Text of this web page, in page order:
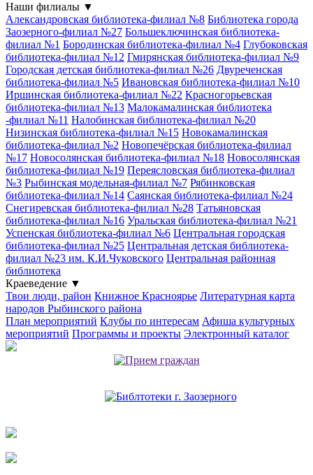
Наши филиалы ▼
Александровская библиотека-филиал №8 Библиотека города
Заозерного-филиал №27 Большеключинская библиотека-
филиал №1 Бородинская библиотека-филиал №4 Глубоковская
библиотека-филиал №12 Гмирянская библиотека-филиал №9
Городская детская библиотека-филиал №26 Двуреченская
библиотека-филиал №5 Ивановская библиотека-филиал №10
Иршинская библиотека-филиал №22 Красногорьевская
библиотека-филиал №13 Малокамалинская библиотека
-филиал №11 Налобинская библиотека-филиал №20
Низинская библиотека-филиал №15 Новокамалинская
библиотека-филиал №2 Новопечёрская библиотека-филиал
№17 Новосолянская библиотека-филиал №18 Новосолянская
библиотека-филиал №19 Переясловская библиотека-филиал
№3 Рыбинская модельная-филиал №7 Рябинковская
библиотека-филиал №14 Саянская библиотека-филиал №24
Снегиревская библиотека-филиал №28 Татьяновская
библиотека-филиал №16 Уральская библиотека-филиал №21
Успенская библиотека-филиал №6 Центральная городская
библиотека-филиал №25 Центральная детская библиотека-
филиал №23 им. К.И.Чуковского Центральная районная
библиотека
Краеведение ▼
Твои люди, район Книжное Красноярье Литературная карта
народов Рыбинского района
План мероприятий Клубы по интересам Афиша культурных
мероприятий Программы и проекты Электронный каталог